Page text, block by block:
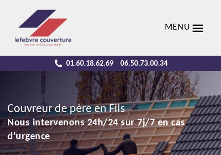
MENU
01.60.18.62.69 - 06.50.73.00.34
Couvreur de père en Fils
Nous intervenons 24h/24 sur 7j/7 en cas
d'urgence